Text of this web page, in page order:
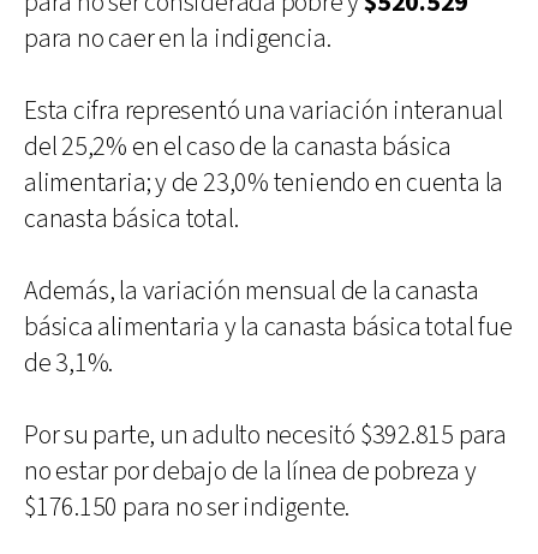
para no caer en la indigencia.
Esta cifra representó una variación interanual
del 25,2% en el caso de la canasta básica
alimentaria; y de 23,0% teniendo en cuenta la
canasta básica total.
Además, la variación mensual de la canasta
básica alimentaria y la canasta básica total fue
de 3,1%.
Por su parte, un adulto necesitó $392.815 para
no estar por debajo de la línea de pobreza y
$176.150 para no ser indigente.